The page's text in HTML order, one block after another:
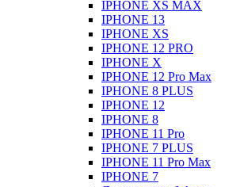
IPHONE XS MAX
IPHONE 13
IPHONE XS
IPHONE 12 PRO
IPHONE X
IPHONE 12 Pro Max
IPHONE 8 PLUS
IPHONE 12
IPHONE 8
IPHONE 11 Pro
IPHONE 7 PLUS
IPHONE 11 Pro Max
IPHONE 7